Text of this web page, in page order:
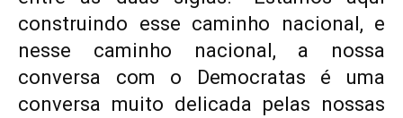
construindo esse caminho nacional, e
nesse caminho nacional, a nossa
conversa com o Democratas é uma
conversa muito delicada pelas nossas